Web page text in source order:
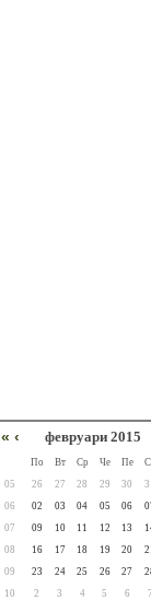
« ‹ февруари 2015
По Вт Ср Че Пе
05
26 27 28 29 30
06
02 03 04 05 06
07
09 10 11 12 13
08
16 17 18 19 20
09
23 24 25 26 27
10
2 3 4 5 6